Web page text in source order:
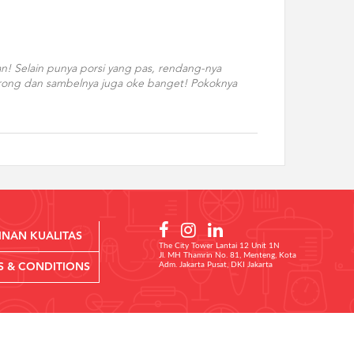
Selain punya porsi yang pas, rendang-nya
dan sambelnya juga oke banget! Pokoknya
KUALITAS
& CONDITIONS
The City Tower Lantai 12 Unit 1N
Jl. MH Thamrin No. 81, Menteng, Kota
Adm. Jakarta Pusat, DKI Jakarta